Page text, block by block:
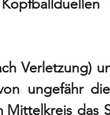
Verletzung)
ungefähr
Mittelkreis das